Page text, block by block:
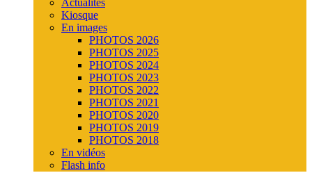
Actualites
Kiosque
En images
PHOTOS 2026
PHOTOS 2025
PHOTOS 2024
PHOTOS 2023
PHOTOS 2022
PHOTOS 2021
PHOTOS 2020
PHOTOS 2019
PHOTOS 2018
En vidéos
Flash info